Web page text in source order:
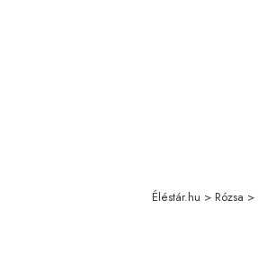
Éléstár.hu > Rózsa >